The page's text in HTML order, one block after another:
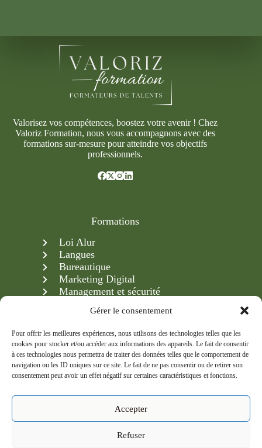
Gérer le consentement
Pour offrir les meilleures expériences, nous utilisons des technologies telles que les
cookies pour stocker et/ou accéder aux informations des appareils. Le fait de consentir
à ces technologies nous permettra de traiter des données telles que le comportement de
navigation ou les ID uniques sur ce site. Le fait de ne pas consentir ou de retirer son
consentement peut avoir un effet négatif sur certaines caractéristiques et fonctions.
Accepter
Refuser
Valorisez vos compétences, boostez votre avenir ! Chez
Valoriz Formation, nous vous accompagnons avec des
formations sur-mesure pour atteindre vos objectifs
professionnels.
Formations
Loi Alur
Langues
Bureautique
Marketing Digital
Management et sécurité
Newsletter
Inscrivez-vous à notre newsletter et recevez en avant-
première nos formations, conseils et actualités.
S'inscrire